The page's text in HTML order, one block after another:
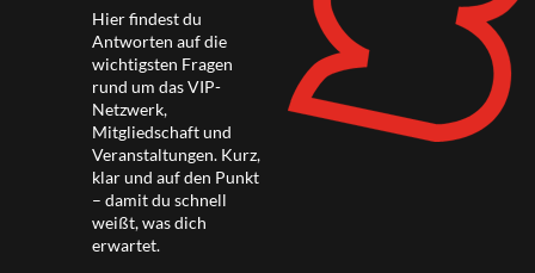
Hier findest du
Antworten auf die
wichtigsten Fragen
rund um das VIP-
Netzwerk,
Mitgliedschaft und
Veranstaltungen. Kurz,
klar und auf den Punkt
– damit du schnell
weißt, was dich
erwartet.